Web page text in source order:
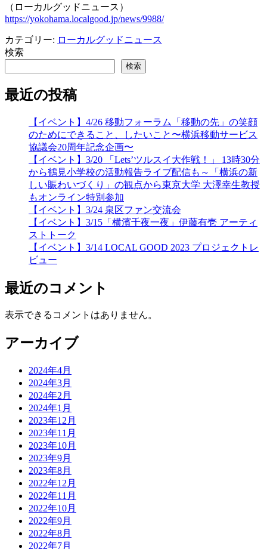
（ローカルグッドニュース）
https://yokohama.localgood.jp/news/9988/
カテゴリー: ローカルグッドニュース
検索
検索
最近の投稿
【イベント】4/26 移動フォーラム「移動の先」の笑顔
のためにできること、したいこと〜横浜移動サービス
協議会20周年記念企画〜
【イベント】3/20 「Lets’ツルスイ大作戦！」 13時30分
から鶴見小学校の活動報告ライブ配信も～「横浜の新
しい賑わいづくり」の観点から東京大学 大澤幸生教授
もオンライン特別参加
【イベント】3/24 泉区ファン交流会
【イベント】3/15「横濱千夜一夜」伊藤有壱 アーティ
ストトーク
【イベント】3/14 LOCAL GOOD 2023 プロジェクトレ
ビュー
最近のコメント
表示できるコメントはありません。
アーカイブ
2024年4月
2024年3月
2024年2月
2024年1月
2023年12月
2023年11月
2023年10月
2023年9月
2023年8月
2022年12月
2022年11月
2022年10月
2022年9月
2022年8月
2022年7月